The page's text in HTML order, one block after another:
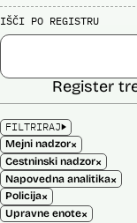
IŠČI PO REGISTRU
FILTRIRAJ
Mejni nadzor×
Cestninski nadzor×
Napovedna analitika×
Policija×
Upravne enote×
Register